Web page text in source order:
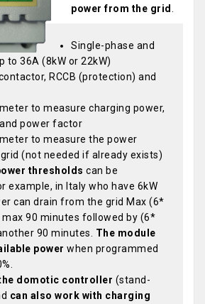
power from the grid.
Single-phase and
to 36A (8kW or 22kW)
RCCB (protection) and
to measure charging power,
power factor
to measure the power
(not needed if already exists)
thresholds can be
example, in Italy who have 6kW
can drain from the grid Max (6*
max 90 minutes followed by (6*
90 minutes. The module
power when programmed
domotic controller (stand-
can also work with charging